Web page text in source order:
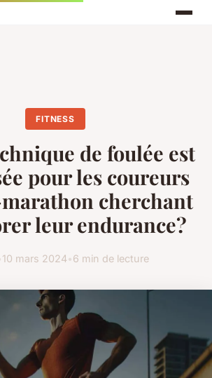
FITNESS
de foulée est
pour les coureurs
cherchant
leur endurance?
10 mars 2024•6 min de lecture